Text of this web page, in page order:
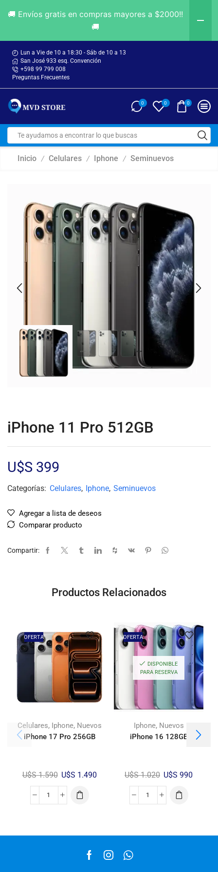
Lun a Vie de 10 a 18:30 - Sáb de 10 a 13
San José 933 esq. Convención
+598 99 799 008
Preguntas Frecuentes
0 0 0
Inicio / Celulares / Iphone / Seminuevos
iPhone 11 Pro 512GB
U$S 399
Categorías: Celulares, Iphone, Seminuevos
Agregar a lista de deseos
Comparar producto
Compartir:
Productos Relacionados
OFERTA
Celulares, Iphone, Nuevos
iPhone 17 Pro 256GB
U$S1.590 U$S 1.490
OFERTA
DISPONIBLE
PARA RESERVA
Iphone, Nuevos
iPhone 16 128GB
U$S1.020 U$S 990
🚚 Envíos gratis en compras mayores a $2000!!
🚚